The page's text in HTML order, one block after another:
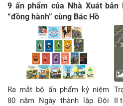
9 ấn phẩm của Nhà Xuát
“đồng hành” cùng Bác Hồ
Ra mắt bộ ấn phấm kỷ niệm
80 năm Ngày thành lập Đội
II